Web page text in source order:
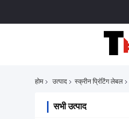
होम उत्पाद स्क्रीन प्रिंटिंग लेबल
सभी उत्पाद